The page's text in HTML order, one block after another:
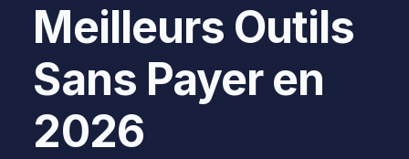
Meilleurs Outils
Sans Payer en
2026